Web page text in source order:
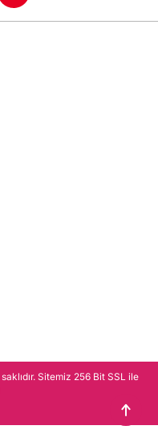
Sitemiz 256 Bit SSL ile